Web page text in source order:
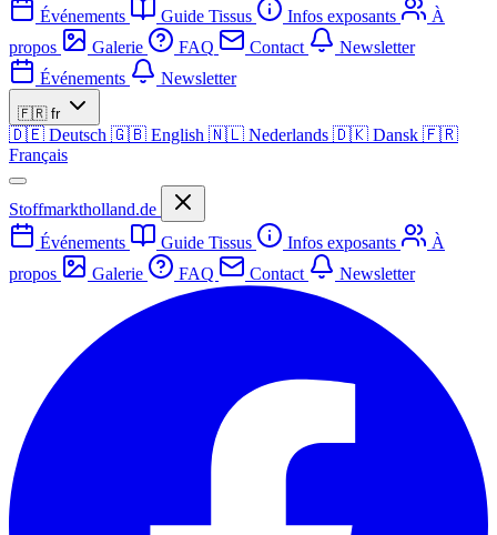
Événements Guide Tissus Infos exposants
À
propos
Galerie FAQ Contact
Newsletter
Événements
Newsletter
🇫🇷 fr
🇩🇪 Deutsch 🇬🇧 English 🇳🇱 Nederlands 🇩🇰 Dansk 🇫🇷
Français
Stoffmarktholland.de
Événements
Guide Tissus Infos exposants
À
propos
Galerie FAQ Contact Newsletter